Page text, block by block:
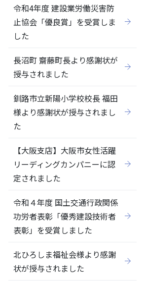
令和4年度 建設業労働災害防
止協会「優良賞」を受賞しま
した
長沼町 齋藤町長より感謝状が
授与されました
釧路市立新陽小学校校長 福田
様より感謝状が授与されまし
た
【大阪支店】大阪市女性活躍
リーディングカンパニーに認
定されました
令和４年度 国土交通行政関係
功労者表彰「優秀建設技術者
表彰」を受賞しました
北ひろしま福祉会様より感謝
状が授与されました